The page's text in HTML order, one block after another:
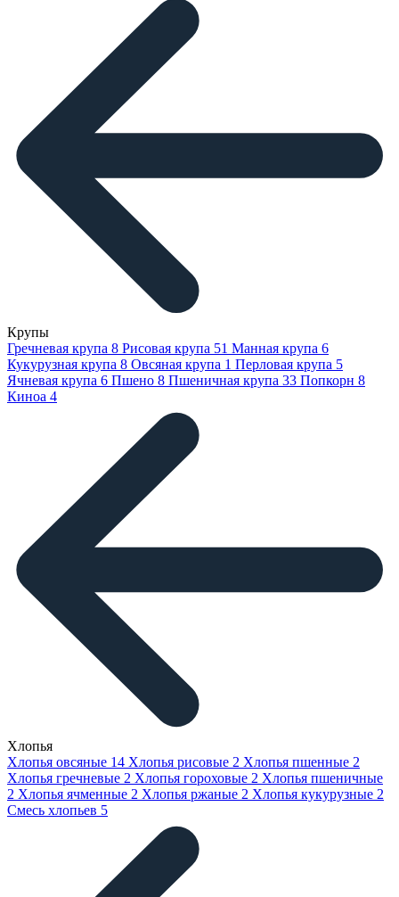
Крупы
Гречневая крупа 8 Рисовая крупа 51 Манная крупа 6
Кукурузная крупа 8 Овсяная крупа 1 Перловая крупа 5
Ячневая крупа 6 Пшено 8 Пшеничная крупа 33 Попкорн 8
Киноа 4
Хлопья
Хлопья овсяные 14 Хлопья рисовые 2 Хлопья пшенные 2
Хлопья гречневые 2 Хлопья гороховые 2 Хлопья пшеничные
2 Хлопья ячменные 2 Хлопья ржаные 2 Хлопья кукурузные 2
Смесь хлопьев 5